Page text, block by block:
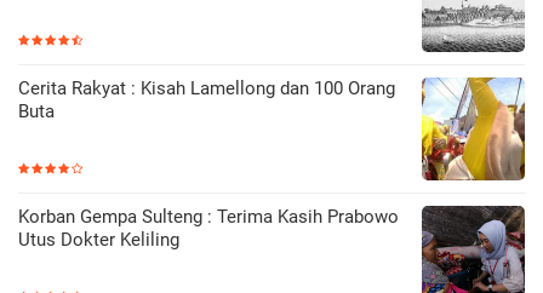
Cerita Rakyat : Kisah Lamellong dan 100 Orang
Buta
Korban Gempa Sulteng : Terima Kasih Prabowo
Utus Dokter Keliling